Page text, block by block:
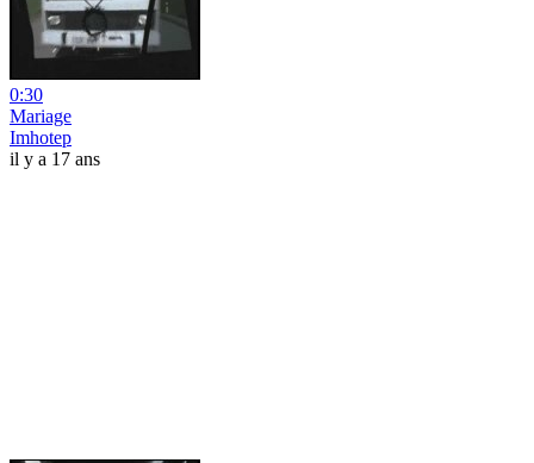
0:30
Mariage
Imhotep
il y a 17 ans